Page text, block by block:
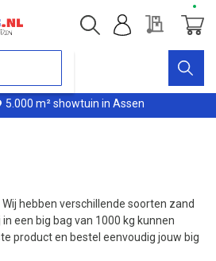
m² showtuin in Assen
Offerte
Wij hebben verschillende soorten zand
een big bag van 1000 kg kunnen
product en bestel eenvoudig jouw big